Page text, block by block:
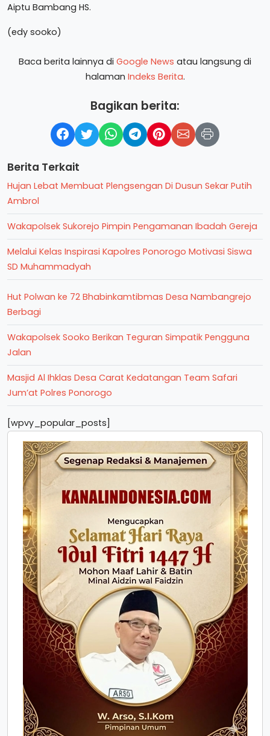
Aiptu Bambang HS.
(edy sooko)
Baca berita lainnya di Google News atau langsung di
halaman Indeks Berita.
Bagikan berita:
Berita Terkait
Hujan Lebat Membuat Plengsengan Di Dusun Sekar Putih
Ambrol
Wakapolsek Sukorejo Pimpin Pengamanan Ibadah Gereja
Melalui Kelas Inspirasi Kapolres Ponorogo Motivasi Siswa
SD Muhammadyah
Hut Polwan ke 72 Bhabinkamtibmas Desa Nambangrejo
Berbagi
Wakapolsek Sooko Berikan Teguran Simpatik Pengguna
Jalan
Masjid Al Ihklas Desa Carat Kedatangan Team Safari
Jum’at Polres Ponorogo
[wpvy_popular_posts]